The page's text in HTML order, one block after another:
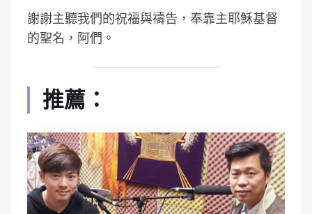
謝謝主聽我們的祝福與禱告，奉靠主耶穌基督
的聖名，阿們。
推薦：